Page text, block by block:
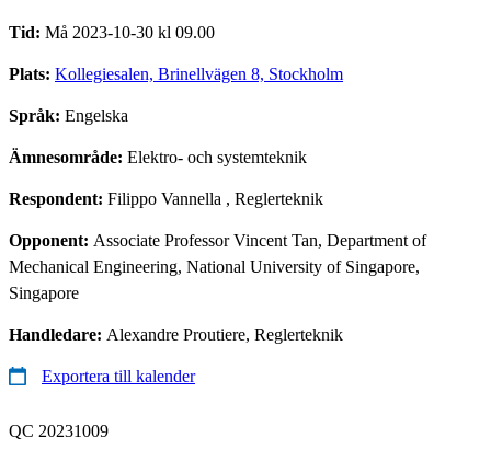
Tid: Må 2023-10-30 kl 09.00
Plats: Kollegiesalen, Brinellvägen 8, Stockholm
Språk: Engelska
Ämnesområde: Elektro- och systemteknik
Respondent: Filippo Vannella , Reglerteknik
Opponent: Associate Professor Vincent Tan, Department of
Mechanical Engineering, National University of Singapore,
Singapore
Handledare: Alexandre Proutiere, Reglerteknik
Exportera till kalender
QC 20231009